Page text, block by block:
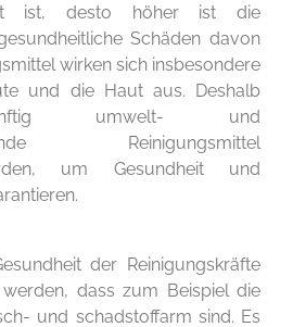
ist, desto höher ist die
Schäden davon
wirken sich insbesondere
und die Haut aus. Deshalb
umwelt- und
Reinigungsmittel
um Gesundheit und
der Reinigungskräfte
dass zum Beispiel die
und schadstoffarm sind. Es